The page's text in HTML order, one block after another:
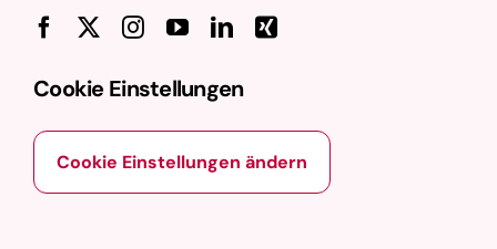
Cookie Einstellungen
Cookie Einstellungen ändern